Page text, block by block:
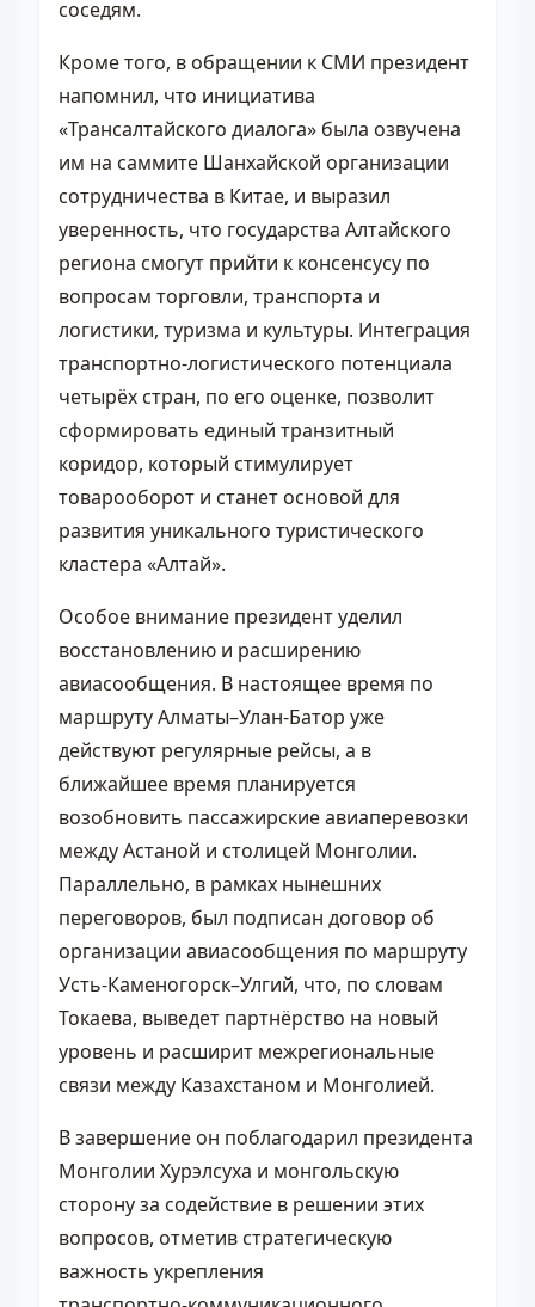
соседям.
Кроме того, в обращении к СМИ президент
напомнил, что инициатива
«Трансалтайского диалога» была озвучена
им на саммите Шанхайской организации
сотрудничества в Китае, и выразил
уверенность, что государства Алтайского
региона смогут прийти к консенсусу по
вопросам торговли, транспорта и
логистики, туризма и культуры. Интеграция
транспортно‑логистического потенциала
четырёх стран, по его оценке, позволит
сформировать единый транзитный
коридор, который стимулирует
товарооборот и станет основой для
развития уникального туристического
кластера «Алтай».
Особое внимание президент уделил
восстановлению и расширению
авиасообщения. В настоящее время по
маршруту Алматы–Улан‑Батор уже
действуют регулярные рейсы, а в
ближайшее время планируется
возобновить пассажирские авиаперевозки
между Астаной и столицей Монголии.
Параллельно, в рамках нынешних
переговоров, был подписан договор об
организации авиасообщения по маршруту
Усть‑Каменогорск–Улгий, что, по словам
Токаева, выведет партнёрство на новый
уровень и расширит межрегиональные
связи между Казахстаном и Монголией.
В завершение он поблагодарил президента
Монголии Хурэлсуха и монгольскую
сторону за содействие в решении этих
вопросов, отметив стратегическую
важность укрепления